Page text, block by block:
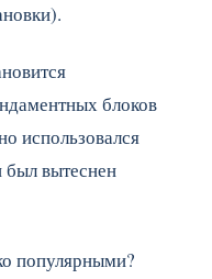
блоков
использовался
вытеснен
популярными?